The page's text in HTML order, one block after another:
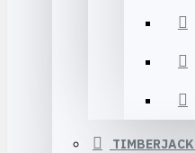
TIMBERJACK